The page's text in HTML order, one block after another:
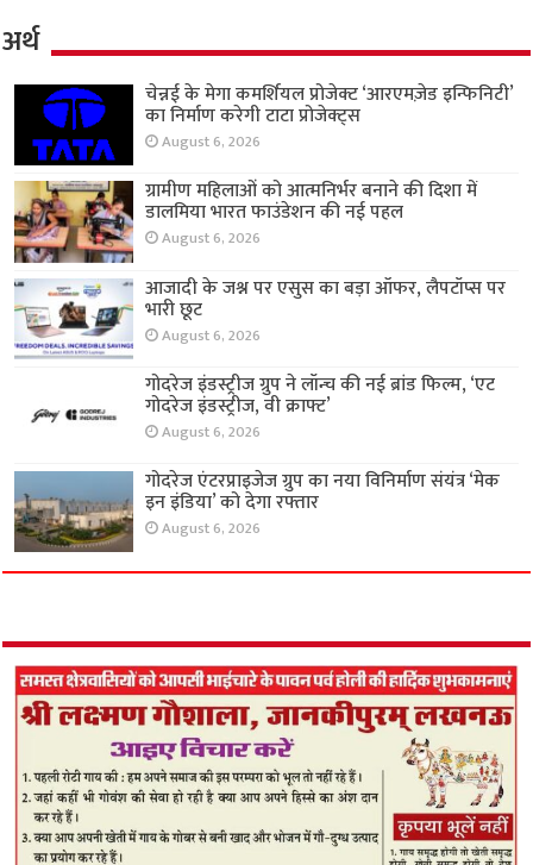
अर्थ
चेन्नई के मेगा कमर्शियल प्रोजेक्ट ‘आरएमज़ेड इन्फिनिटी’
का निर्माण करेगी टाटा प्रोजेक्ट्स
August 6, 2026
ग्रामीण महिलाओं को आत्मनिर्भर बनाने की दिशा में
डालमिया भारत फाउंडेशन की नई पहल
August 6, 2026
आजादी के जश्न पर एसुस का बड़ा ऑफर, लैपटॉप्स पर
भारी छूट
August 6, 2026
गोदरेज इंडस्ट्रीज ग्रुप ने लॉन्च की नई ब्रांड फिल्म, ‘एट
गोदरेज इंडस्ट्रीज, वी क्राफ्ट’
August 6, 2026
गोदरेज एंटरप्राइजेज ग्रुप का नया विनिर्माण संयंत्र ‘मेक
इन इंडिया’ को देगा रफ्तार
August 6, 2026